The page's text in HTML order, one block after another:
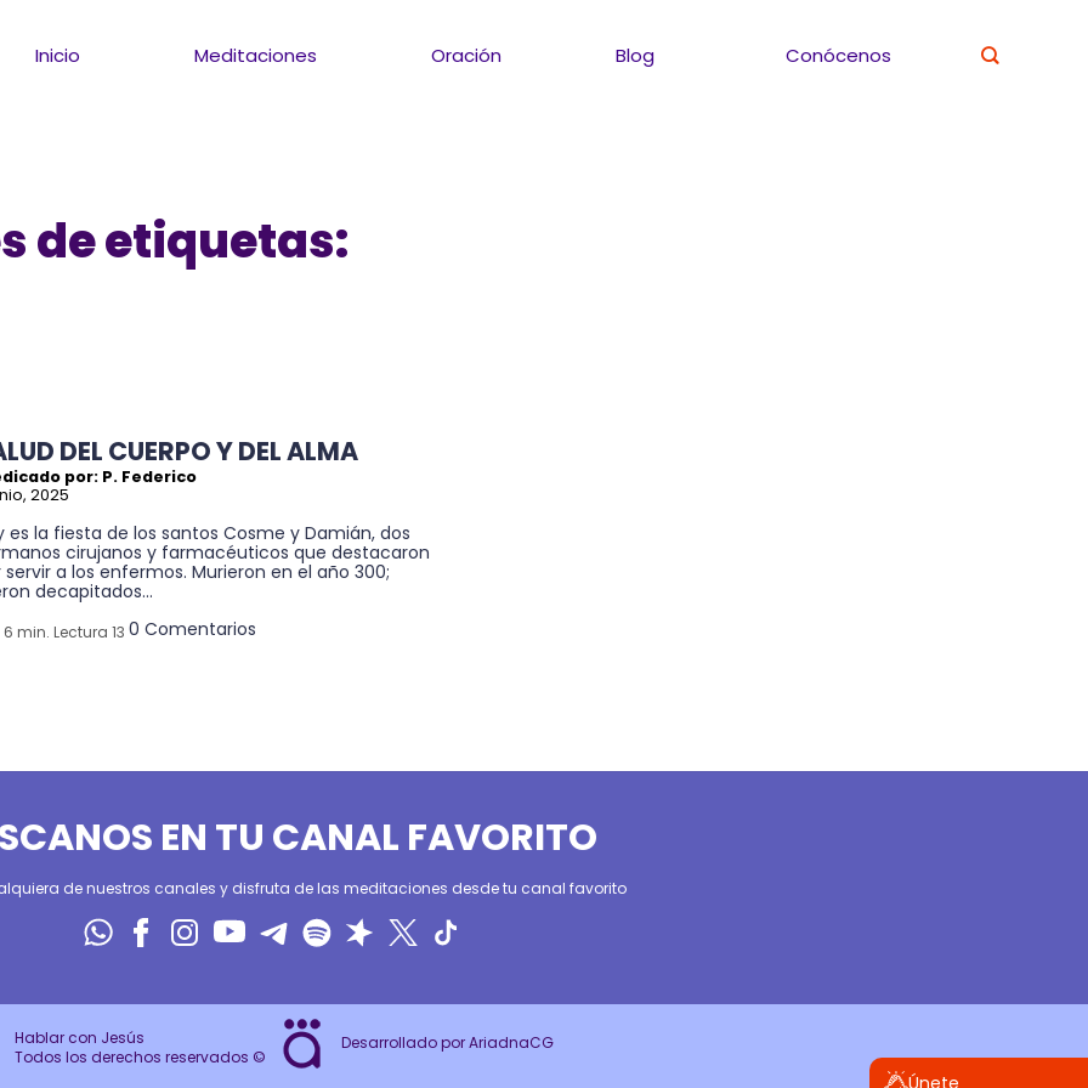
Inicio Meditaciones Oración Blog Conócenos
de etiquetas:
DEL CUERPO Y DEL ALMA
por: P. Federico
2025
es la fiesta de los santos Cosme y Damián, dos
cirujanos y farmacéuticos que destacaron
servir a los enfermos. Murieron en el año 300;
decapitados...
6 min. Lectura 13 0 Comentarios
EN TU CANAL FAVORITO
de nuestros canales y disfruta de las meditaciones desde tu canal favorito
Hablar con Jesús
Todos los derechos reservados ©
Desarrollado por AriadnaCG
Únete